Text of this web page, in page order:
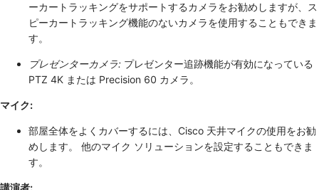
ーカートラッキングをサポートするカメラをお勧めしますが、ス
ピーカートラッキング機能のないカメラを使用することもできま
す。
プレゼンターカメラ: プレゼンター追跡機能が有効になっている
PTZ 4K または Precision 60 カメラ。
マイク:
部屋全体をよくカバーするには、Cisco 天井マイクの使用をお勧
めします。 他のマイク ソリューションを設定することもできま
す。
講演者: